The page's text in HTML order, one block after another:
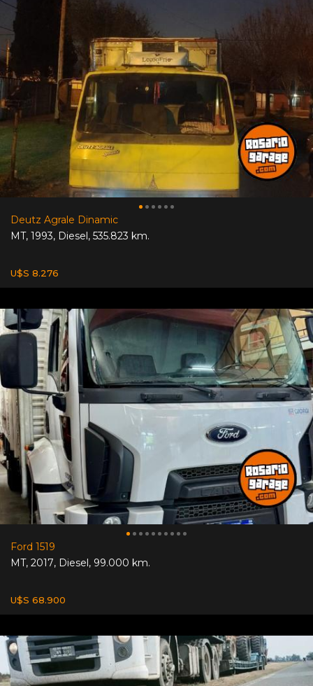
Deutz Agrale Dinamic
MT, 1993, Diesel, 535.823 km.
U$S 8.276
Ford 1519
MT, 2017, Diesel, 99.000 km.
U$S 68.900